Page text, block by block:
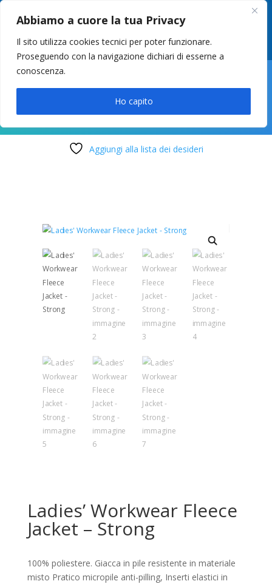
Abbiamo a cuore la tua Privacy
Il sito utilizza cookies tecnici per poter funzionare.
Proseguendo con la navigazione dichiari di esserne a
conoscenza.
Ho capito
049 8627946 –info@cstosetto.it
LUN-VEN 9-12 / 14:30-17
Aggiungi alla lista dei desideri
Ladies’ Workwear Fleece
Jacket – Strong
100% poliestere. Giacca in pile resistente in materiale
misto Pratico micropile anti-pilling, Inserti elastici in